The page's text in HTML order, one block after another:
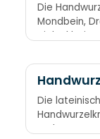
Die
Mondbein,
Vieleckbein,
ums
groß, Vieleck
Die
Os lunatum